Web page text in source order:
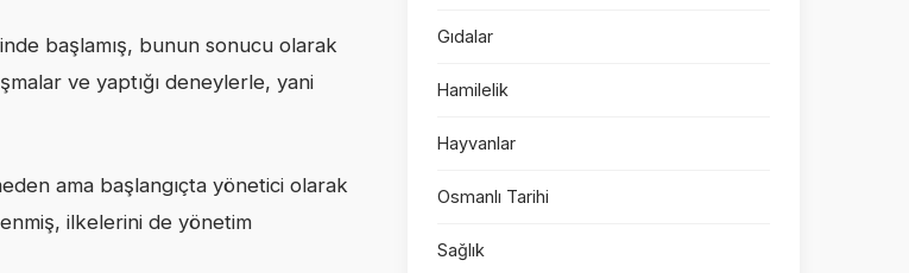
başlamış, bunun sonucu olarak
ve yaptığı deneylerle, yani
ama başlangıçta yönetici olarak
ilkelerini de yönetim
Gıdalar
Hamilelik
Hayvanlar
Osmanlı Tarihi
Sağlık